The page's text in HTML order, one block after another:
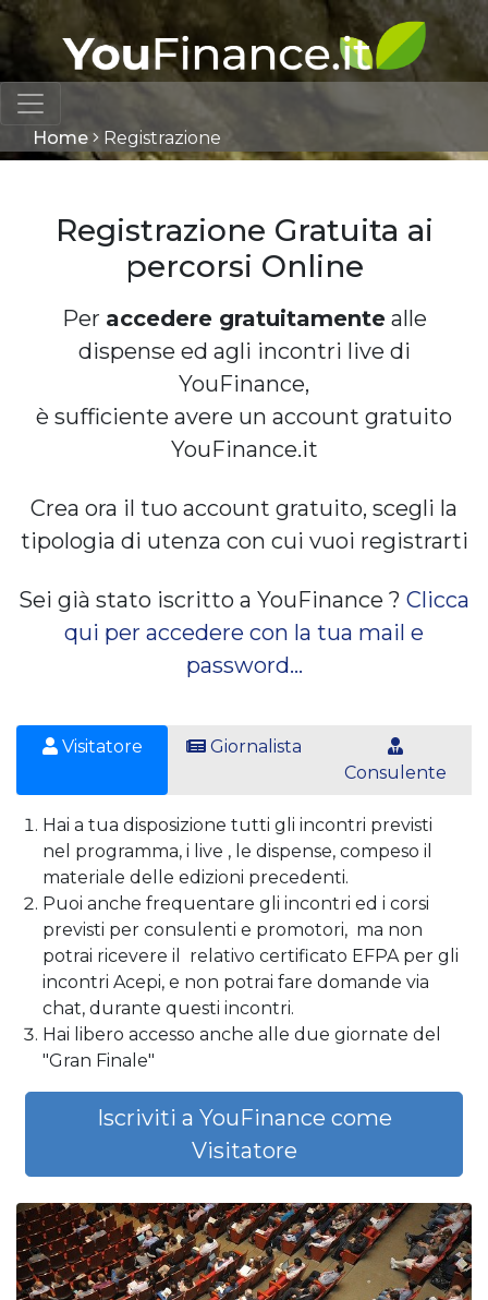
Home Registrazione
Registrazione Gratuita ai
percorsi Online
Per accedere gratuitamentealle
dispense ed agli incontri live di
YouFinance,
è sufficiente avere un account gratuito
YouFinance.it
Crea ora il tuo account gratuito, scegli la
tipologia di utenza con cui vuoi registrarti
Sei già stato iscritto a YouFinance ? Clicca
qui per accedere con la tua mail e
password...
Visitatore
Giornalista
Consulente
Hai a tua disposizione tutti gli incontri previsti
nel programma, i live , le dispense, compeso il
materiale delle edizioni precedenti.
Puoi anche frequentare gli incontri ed i corsi
previsti per consulenti e promotori, ma non
potrai ricevere il relativo certificato EFPA per gli
incontri Acepi, e non potrai fare domande via
chat, durante questi incontri.
Hai libero accesso anche alle due giornate del
"Gran Finale"
Iscriviti a YouFinance come
Visitatore